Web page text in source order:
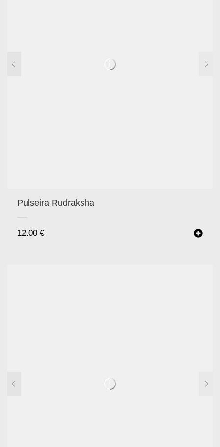
Pulseira Rudraksha
12.00 €